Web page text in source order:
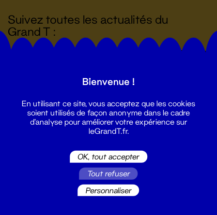
Suivez toutes les actualités du
Grand T :
billetterie@leGrandT.fr
Du lundi au vendredi 14h → 18h
Bienvenue !
En utilisant ce site, vous acceptez que les cookies
soient utilisés de façon anonyme dans le cadre
d'analyse pour améliorer votre expérience sur
leGrandT.fr.
OK, tout accepter
Tout refuser
Personnaliser